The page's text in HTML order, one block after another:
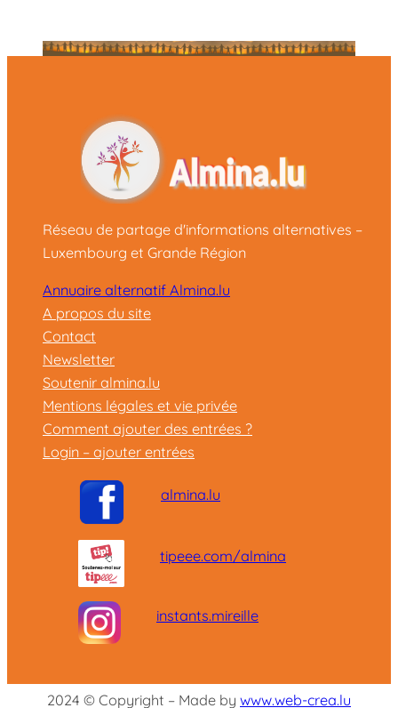
Réseau de partage d'informations alternatives –
Luxembourg et Grande Région
Annuaire alternatif Almina.lu
A propos du site
Contact
Newsletter
Soutenir almina.lu
Mentions légales et vie privée
Comment ajouter des entrées ?
Login – ajouter entrées
almina.lu
tipeee.com/almina
instants.mireille
2024 © Copyright – Made by www.web-crea.lu